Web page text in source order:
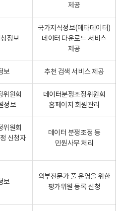
제공
정보
국가지식정보(메타데이터)
데이터 다운로드 서비스
제공
보 추천 검색 서비스 제공
위원회
정보
데이터분쟁조정위원회
홈페이지 회원관리
위원회
신청자
데이터 분쟁조정 등
민원사무 처리
보
외부전문가 풀 운영을 위한
평가위원 등록 신청